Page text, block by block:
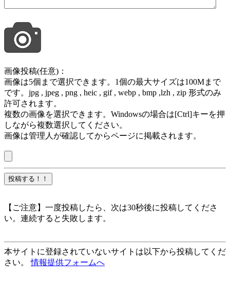
画像投稿(任意)：
画像は5個まで選択できます。1個の最大サイズは100Mまで
です。jpg , jpeg , png , heic , gif , webp , bmp ,lzh , zip 形式のみ
許可されます。
複数の画像を選択できます。Windowsの場合は[Ctrl]キーを押
しながら複数選択してください。
画像は管理人が確認してからページに掲載されます。
【ご注意】一度投稿したら、次は30秒後に投稿してくださ
い。連続すると失敗します。
本サイトに登録されていないサイトは以下から投稿してくだ
さい。情報提供フォームへ